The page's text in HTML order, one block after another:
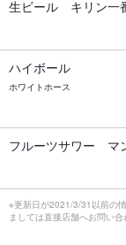
生ビール キリン一
ハイボール
ホワイトホース
フルーツサワー マ
※更新日が2021/3/31以前の
ましては直接店舗へお問い合